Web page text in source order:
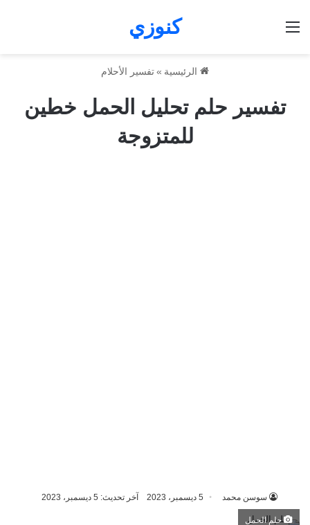
كنوزي
الرئيسية »تفسير الأحلام
تفسير حلم تحليل الحمل خطين
للمتزوجة
سوسن محمد 5 ديسمبر، 2023 آخر تحديث: 5 ديسمبر، 2023
حلم الحمل